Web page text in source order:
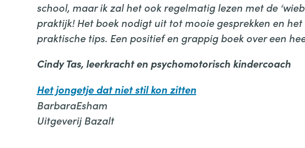
school, maar ik zal het ook regelmatig lezen met de
praktijk! Het boek nodigt uit tot mooie gesprekken en
praktische tips. Een positief en grappig boek over een
Cindy Tas, leerkracht en psychomotorisch kindercoach
Het jongetje dat niet stil kon zitten
BarbaraEsham
Uitgeverij Bazalt